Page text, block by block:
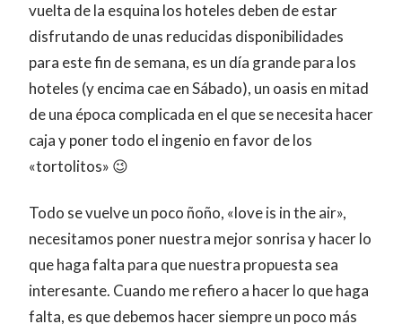
vuelta de la esquina los hoteles deben de estar
disfrutando de unas reducidas disponibilidades
para este fin de semana, es un día grande para los
hoteles (y encima cae en Sábado), un oasis en mitad
de una época complicada en el que se necesita hacer
caja y poner todo el ingenio en favor de los
«tortolitos» 😉
Todo se vuelve un poco ñoño, «love is in the air»,
necesitamos poner nuestra mejor sonrisa y hacer lo
que haga falta para que nuestra propuesta sea
interesante. Cuando me refiero a hacer lo que haga
falta, es que debemos hacer siempre un poco más